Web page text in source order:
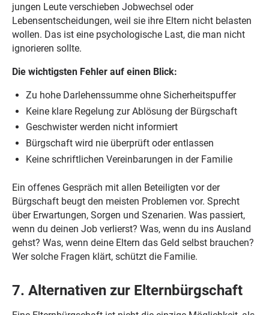
jungen Leute verschieben Jobwechsel oder
Lebensentscheidungen, weil sie ihre Eltern nicht belasten
wollen. Das ist eine psychologische Last, die man nicht
ignorieren sollte.
Die wichtigsten Fehler auf einen Blick:
Zu hohe Darlehenssumme ohne Sicherheitspuffer
Keine klare Regelung zur Ablösung der Bürgschaft
Geschwister werden nicht informiert
Bürgschaft wird nie überprüft oder entlassen
Keine schriftlichen Vereinbarungen in der Familie
Ein offenes Gespräch mit allen Beteiligten vor der
Bürgschaft beugt den meisten Problemen vor. Sprecht
über Erwartungen, Sorgen und Szenarien. Was passiert,
wenn du deinen Job verlierst? Was, wenn du ins Ausland
gehst? Was, wenn deine Eltern das Geld selbst brauchen?
Wer solche Fragen klärt, schützt die Familie.
7. Alternativen zur Elternbürgschaft